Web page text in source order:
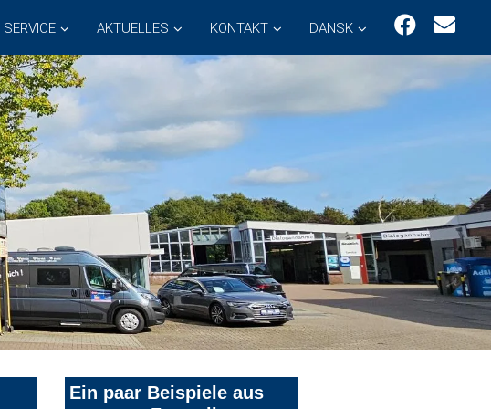
SERVICE AKTUELLES KONTAKT DANSK
Ein paar Beispiele aus